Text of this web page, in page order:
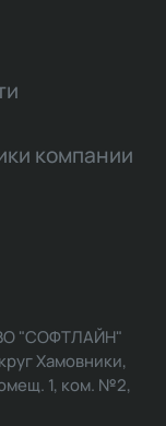
компании
"СОФТЛАЙН"
Хамовники,
1, ком. №2,